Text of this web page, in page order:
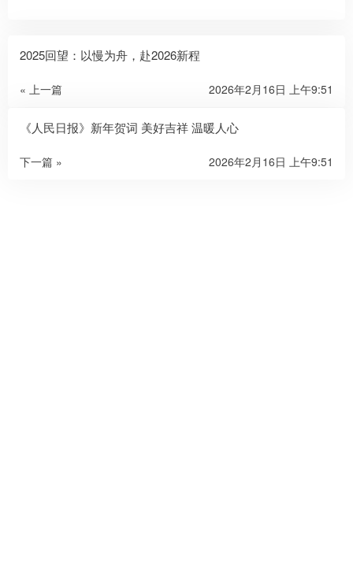
2025回望：以慢为舟，赴2026新程
« 上一篇 2026年2月16日 上午9:51
《人民日报》新年贺词 美好吉祥 温暖人心
下一篇 » 2026年2月16日 上午9:51